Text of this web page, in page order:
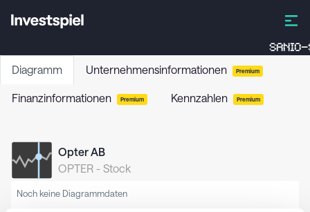
SANIO-
Diagramm Unternehmensinformationen Premium
Finanzinformationen Premium Kennzahlen Premium
Opter AB
OPTER - Stock
Noch keine Diagrammdaten